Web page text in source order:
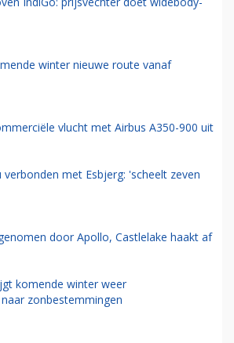
winter nieuwe route vanaf
vlucht met Airbus A350-900 uit
met Esbjerg: 'scheelt zeven
door Apollo, Castlelake haakt af
komende winter weer
zonbestemmingen